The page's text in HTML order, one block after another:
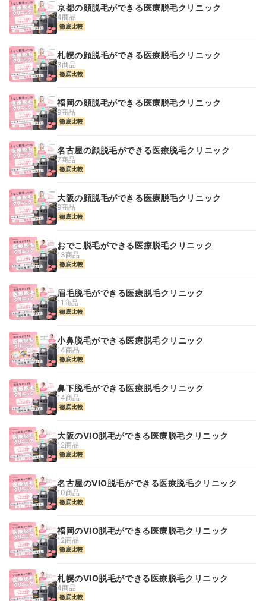
京都の顔脱毛ができる医療脱毛クリニック
4商品
徹底比較
札幌の顔脱毛ができる医療脱毛クリニック
3商品
徹底比較
福岡の顔脱毛ができる医療脱毛クリニック
9商品
徹底比較
名古屋の顔脱毛ができる医療脱毛クリニック
7商品
徹底比較
大阪の顔脱毛ができる医療脱毛クリニック
9商品
徹底比較
おでこ脱毛ができる医療脱毛クリニック
13商品
徹底比較
眉毛脱毛ができる医療脱毛クリニック
11商品
徹底比較
小鼻脱毛ができる医療脱毛クリニック
14商品
徹底比較
鼻下脱毛ができる医療脱毛クリニック
14商品
徹底比較
大阪のVIO脱毛ができる医療脱毛クリニック
12商品
徹底比較
名古屋のVIO脱毛ができる医療脱毛クリニック
10商品
徹底比較
福岡のVIO脱毛ができる医療脱毛クリニック
12商品
徹底比較
札幌のVIO脱毛ができる医療脱毛クリニック
4商品
徹底比較